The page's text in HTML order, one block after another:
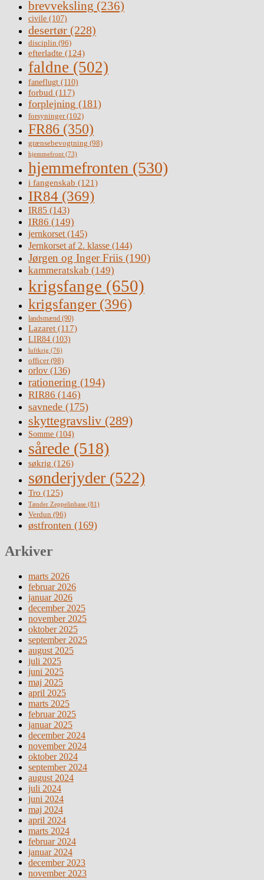
brevveksling (236)
civile (107)
desertør (228)
disciplin (96)
efterladte (124)
faldne (502)
faneflugt (110)
forbud (117)
forplejning (181)
forsyninger(102)
FR86 (350)
grænsebevogtning (98)
hjemmefront (73)
hjemmefronten (530)
i fangenskab (121)
IR84 (369)
IR85 (143)
IR86 (149)
jernkorset(145)
Jernkorset af 2. klasse (144)
Jørgen og Inger Friis (190)
kammeratskab (149)
krigsfange (650)
krigsfanger (396)
landsmænd (90)
Lazaret (117)
LIR84 (103)
luftkrig (76)
officer(98)
orlov (136)
rationering (194)
RIR86 (146)
savnede (175)
skyttegravsliv (289)
Somme (104)
sårede (518)
søkrig (126)
sønderjyder (522)
Tro (125)
Tønder Zeppelinbase (81)
Verdun (96)
østfronten (169)
Arkiver
marts 2026
februar 2026
januar 2026
december 2025
november 2025
oktober 2025
september 2025
august 2025
juli 2025
juni 2025
maj 2025
april 2025
marts 2025
februar 2025
januar 2025
december 2024
november 2024
oktober 2024
september 2024
august 2024
juli 2024
juni 2024
maj 2024
april 2024
marts 2024
februar 2024
januar 2024
december 2023
november 2023